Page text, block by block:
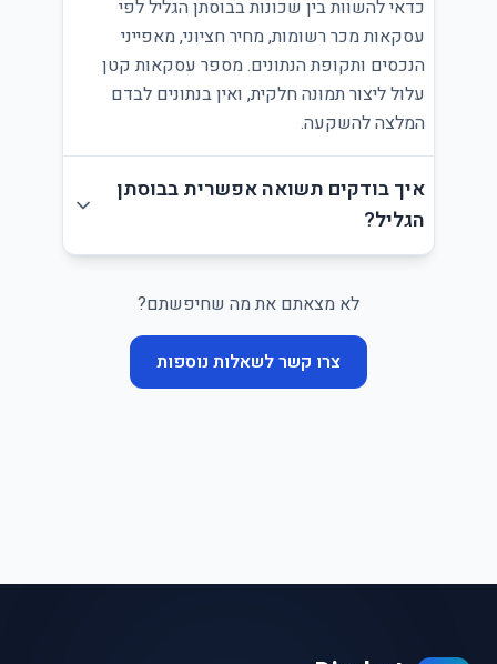
כדאי להשוות בין שכונות בבוסתן הגליל לפי
עסקאות מכר רשומות, מחיר חציוני, מאפייני
הנכסים ותקופת הנתונים. מספר עסקאות קטן
עלול ליצור תמונה חלקית, ואין בנתונים לבדם
המלצה להשקעה.
איך בודקים תשואה אפשרית בבוסתן
הגליל?
לא מצאתם את מה שחיפשתם?
צרו קשר לשאלות נוספות